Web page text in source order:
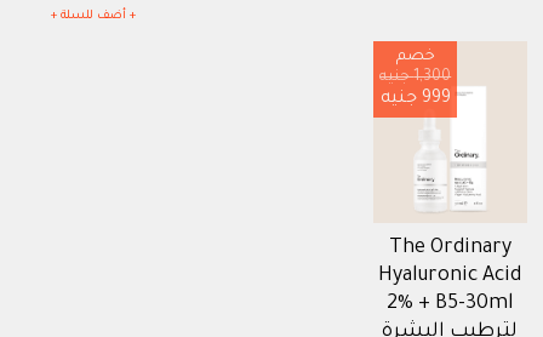
+ أضف للسلة +
The Ordinary
Hyaluronic Acid
2% + B5-30ml
لترطيب البشرة
خصم
1,300 جنيه
999 جنيه